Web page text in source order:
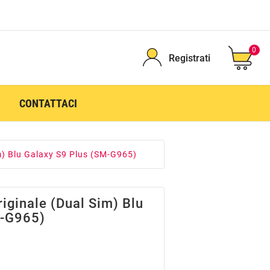
Registrati
0
CONTATTACI
Blu Galaxy S9 Plus (SM-G965)
(Dual Sim) Blu
G965)